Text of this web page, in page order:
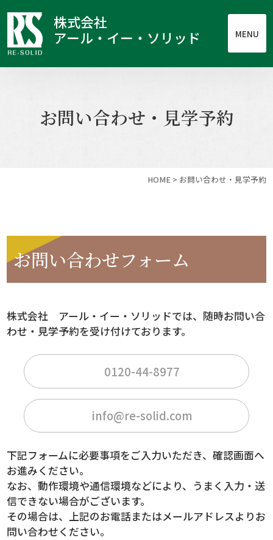
株式会社
アール・イー・ソリッド
MENU
お問い合わせ・見学予約
HOME> お問い合わせ・見学予約
お問い合わせフォーム
株式会社 アール・イー・ソリッドでは、随時お問い合
わせ・見学予約を受け付けております。
0120-44-8977
info@re-solid.com
下記フォームに必要事項をご入力いただき、確認画面へ
お進みください。
なお、動作環境や通信環境などにより、うまく入力・送
信できない場合がございます。
その場合は、上記のお電話またはメールアドレスよりお
問い合わせください。